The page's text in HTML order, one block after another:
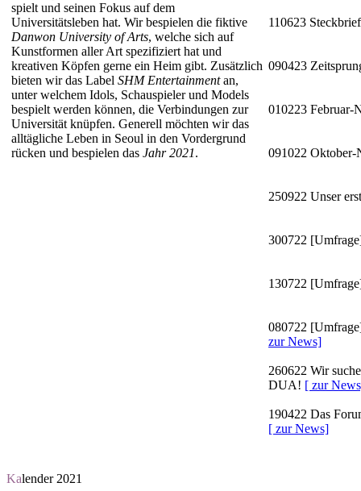
spielt und seinen Fokus auf dem
Universitätsleben hat. Wir bespielen die fiktive
Danwon University of Arts, welche sich auf
Kunstformen aller Art spezifiziert hat und
kreativen Köpfen gerne ein Heim gibt. Zusätzlich
bieten wir das Label SHM Entertainmentan,
unter welchem Idols, Schauspieler und Models
bespielt werden können, die Verbindungen zur
Universität knüpfen. Generell möchten wir das
alltägliche Leben in Seoul in den Vordergrund
rücken und bespielen das Jahr 2021.
110623
090423
010223 Februar-
091022
250922 Unser
300722
130722
080722
zur News]
260622 Wir
DUA! [ zur
190422 Das
[ zur News]
Kalender 2021